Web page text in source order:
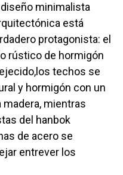
minimalista
está
protagonista: el
rústico de hormigón
techos se
y hormigón con un
madera, mientras
del hanbok
de acero se
entrever los